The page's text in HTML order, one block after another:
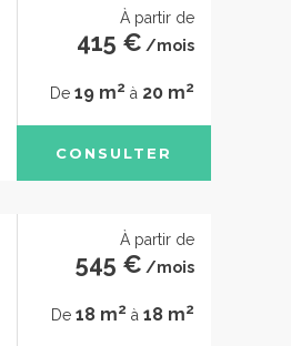
À partir de
415 € /mois
De 19 m2 à 20 m2
CONSULTER
À partir de
545 € /mois
De 18 m2 à 18 m2